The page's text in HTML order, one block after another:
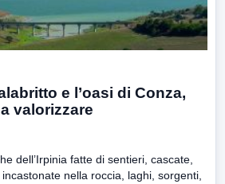
e l’oasi di Conza,
valorizzare
dell’Irpinia fatte di sentieri, cascate,
nella roccia, laghi, sorgenti,